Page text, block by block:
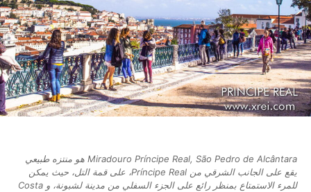
Miradouro Príncipe Real, São Pedro de Alcântara هو منتزه طبيعي
يقع على الجانب الشرقي من Príncipe Real، على قمة التل، حيث يمكن
للمرء الاستمتاع بمنظر رائع على الجزء السفلي من مدينة لشبونة، و Costa